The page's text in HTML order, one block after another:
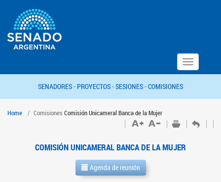
Toggle
navigation
SENADORES - PROYECTOS -SESIONES -COMISIONES
Home Comisiones Comisión Unicameral Banca de la Mujer
COMISIÓN UNICAMERAL BANCA DE LA MUJER
Agenda de reunión